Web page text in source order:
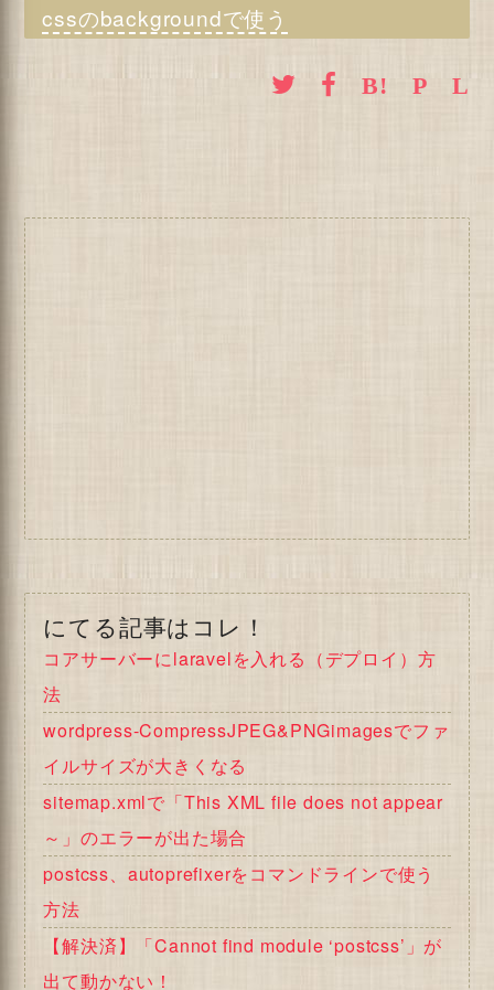
cssのbackgroundで使う
にてる記事はコレ！
コアサーバーにlaravelを入れる（デプロイ）方
法
wordpress-CompressJPEG&PNGimagesでファ
イルサイズが大きくなる
sitemap.xmlで「This XML file does not appear
～」のエラーが出た場合
postcss、autoprefixerをコマンドラインで使う
方法
【解決済】「Cannot find module ‘postcss’」が
出て動かない！